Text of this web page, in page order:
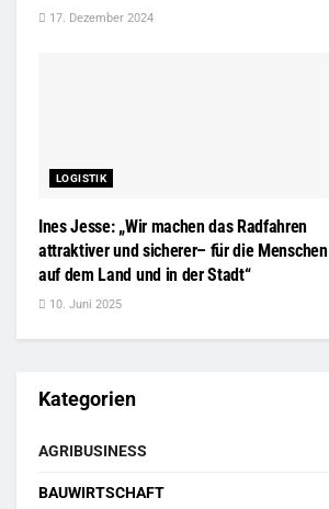
17. Dezember 2024
LOGISTIK
Ines Jesse: „Wir machen das Radfahren
attraktiver und sicherer– für die Menschen
auf dem Land und in der Stadt“
10. Juni 2025
Kategorien
AGRIBUSINESS
BAUWIRTSCHAFT